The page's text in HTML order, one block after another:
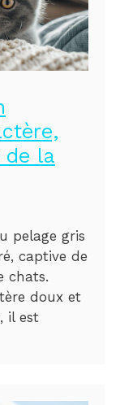
de la
pelage gris
captive de
chats.
doux et
il est